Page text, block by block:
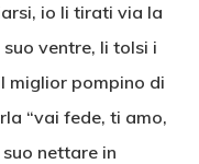
io li tirati via la
ventre, li tolsi i
miglior pompino di
“vai fede, ti amo,
nettare in